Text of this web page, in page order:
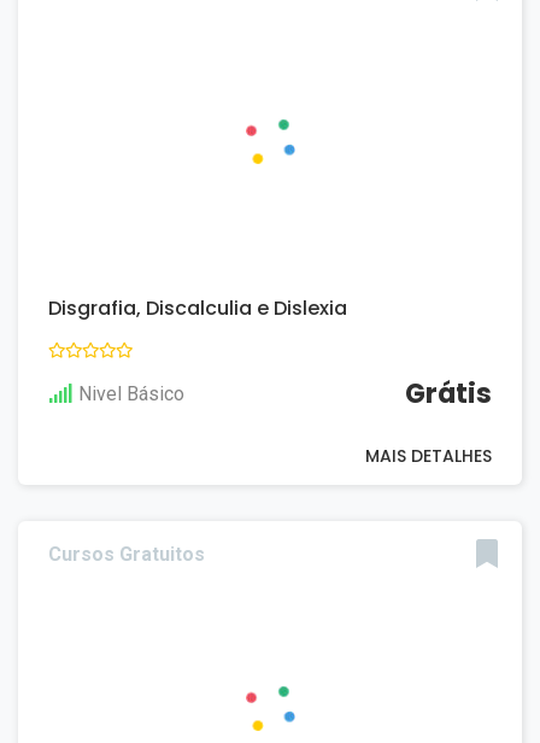
Disgrafia, Discalculia e Dislexia
Nivel Básico Grátis
MAIS DETALHES
Cursos Gratuitos